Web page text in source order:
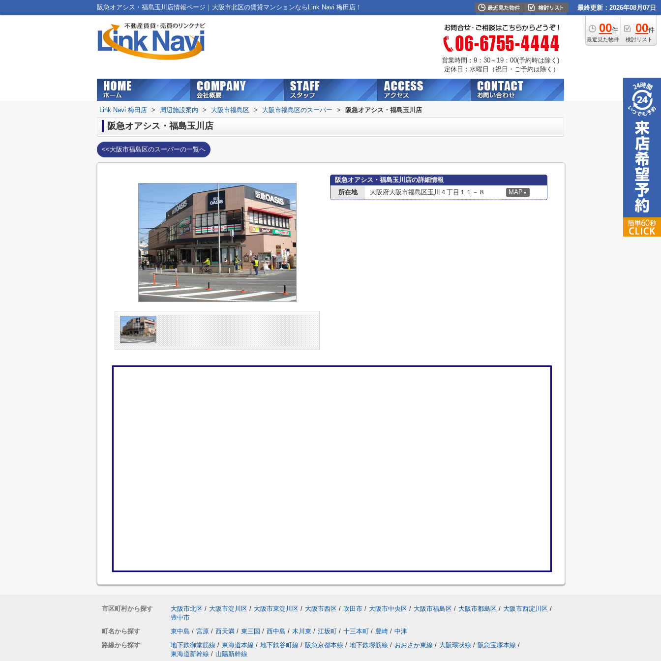
阪急オアシス・福島玉川店情報ページ｜大阪市北区の賃貸マンションならLink Navi 梅田店！ 最終更新：2026年08月07日
00件
最近見た物件
00件
検討リスト
営業時間：9：30～19：00(予約時は除く)
定休日：水曜日（祝日・ご予約は除く）
Link Navi 梅田店 > 周辺施設案内 > 大阪市福島区 > 大阪市福島区のスーパー > 阪急オアシス・福島玉川店
阪急オアシス・福島玉川店
<<大阪市福島区のスーパーの一覧へ
阪急オアシス・福島玉川店の詳細情報
所在地
大阪府大阪市福島区玉川４丁目１１－８ MAP ▼
市区町村から探す 大阪市北区 / 大阪市淀川区 / 大阪市東淀川区 / 大阪市西区 / 吹田市 / 大阪市中央区 / 大阪市福島区 / 大阪市都島区 / 大阪市西淀川区 /
豊中市
町名から探す
東中島 / 宮原 / 西天満 / 東三国 / 西中島 / 木川東 / 江坂町 / 十三本町 / 豊崎 / 中津
路線から探す
地下鉄御堂筋線 / 東海道本線 / 地下鉄谷町線 / 阪急京都本線 / 地下鉄堺筋線 / おおさか東線 / 大阪環状線 / 阪急宝塚本線 /
東海道新幹線 / 山陽新幹線